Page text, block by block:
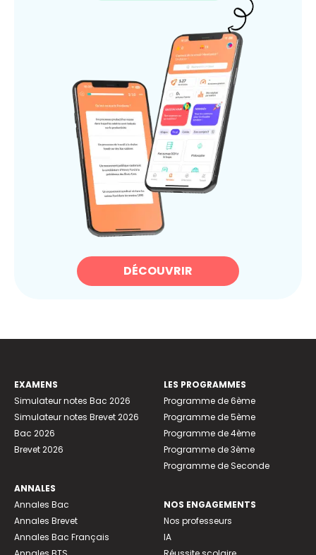
DÉCOUVRIR
EXAMENS
Simulateur notes Bac 2026
Simulateur notes Brevet 2026
Bac 2026
Brevet 2026
ANNALES
Annales Bac
Annales Brevet
Annales Bac Français
LES PROGRAMMES
Programme de 6ème
Programme de 5ème
Programme de 4ème
Programme de 3ème
Programme de Seconde
NOS ENGAGEMENTS
Nos professeurs
IA